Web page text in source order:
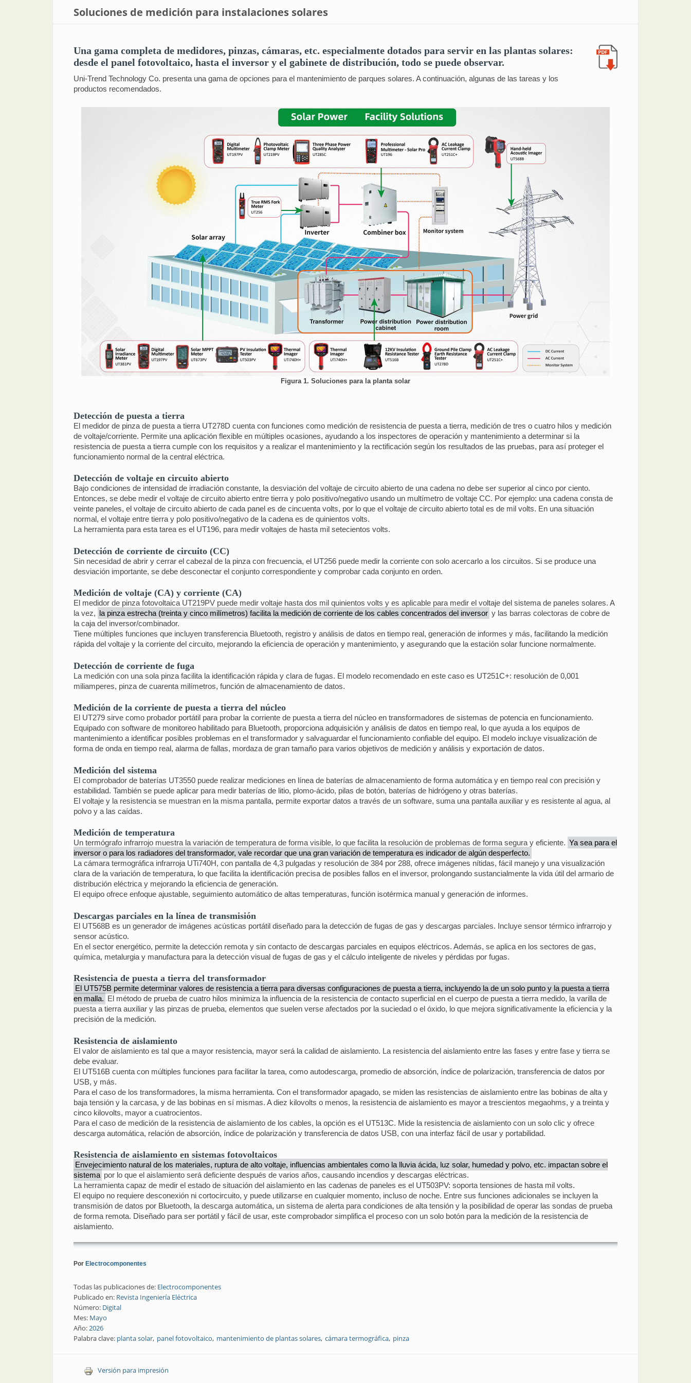
Soluciones de medición para instalaciones solares
Una gama completa de medidores, pinzas, cámaras, etc. especialmente dotados para servir en las plantas solares:
desde el panel fotovoltaico, hasta el inversor y el gabinete de distribución, todo se puede observar.
Uni-Trend Technology Co. presenta una gama de opciones para el mantenimiento de parques solares. A continuación, algunas de las tareas y los
productos recomendados.
Figura 1. Soluciones para la planta solar
Detección de puesta a tierra
El medidor de pinza de puesta a tierra UT278D cuenta con funciones como medición de resistencia de puesta a tierra, medición de tres o cuatro hilos y medición
de voltaje/corriente. Permite una aplicación flexible en múltiples ocasiones, ayudando a los inspectores de operación y mantenimiento a determinar si la
resistencia de puesta a tierra cumple con los requisitos y a realizar el mantenimiento y la rectificación según los resultados de las pruebas, para así proteger el
funcionamiento normal de la central eléctrica.
Detección de voltaje en circuito abierto
Bajo condiciones de intensidad de irradiación constante, la desviación del voltaje de circuito abierto de una cadena no debe ser superior al cinco por ciento.
Entonces, se debe medir el voltaje de circuito abierto entre tierra y polo positivo/negativo usando un multímetro de voltaje CC. Por ejemplo: una cadena consta de
veinte paneles, el voltaje de circuito abierto de cada panel es de cincuenta volts, por lo que el voltaje de circuito abierto total es de mil volts. En una situación
normal, el voltaje entre tierra y polo positivo/negativo de la cadena es de quinientos volts.
La herramienta para esta tarea es el UT196, para medir voltajes de hasta mil setecientos volts.
Detección de corriente de circuito (CC)
Sin necesidad de abrir y cerrar el cabezal de la pinza con frecuencia, el UT256 puede medir la corriente con solo acercarlo a los circuitos. Si se produce una
desviación importante, se debe desconectar el conjunto correspondiente y comprobar cada conjunto en orden.
Medición de voltaje (CA) y corriente (CA)
El medidor de pinza fotovoltaica UT219PV puede medir voltaje hasta dos mil quinientos volts y es aplicable para medir el voltaje del sistema de paneles solares. A
la vez, la pinza estrecha (treinta y cinco milímetros) facilita la medición de corriente de los cables concentrados del inversor y las barras colectoras de cobre de
la caja del inversor/combinador.
Tiene múltiples funciones que incluyen transferencia Bluetooth, registro y análisis de datos en tiempo real, generación de informes y más, facilitando la medición
rápida del voltaje y la corriente del circuito, mejorando la eficiencia de operación y mantenimiento, y asegurando que la estación solar funcione normalmente.
Detección de corriente de fuga
La medición con una sola pinza facilita la identificación rápida y clara de fugas. El modelo recomendado en este caso es UT251C+: resolución de 0,001
miliamperes, pinza de cuarenta milímetros, función de almacenamiento de datos.
Medición de la corriente de puesta a tierra del núcleo
El UT279 sirve como probador portátil para probar la corriente de puesta a tierra del núcleo en transformadores de sistemas de potencia en funcionamiento.
Equipado con software de monitoreo habilitado para Bluetooth, proporciona adquisición y análisis de datos en tiempo real, lo que ayuda a los equipos de
mantenimiento a identificar posibles problemas en el transformador y salvaguardar el funcionamiento confiable del equipo. El modelo incluye visualización de
forma de onda en tiempo real, alarma de fallas, mordaza de gran tamaño para varios objetivos de medición y análisis y exportación de datos.
Medición del sistema
El comprobador de baterías UT3550 puede realizar mediciones en línea de baterías de almacenamiento de forma automática y en tiempo real con precisión y
estabilidad. También se puede aplicar para medir baterías de litio, plomo-ácido, pilas de botón, baterías de hidrógeno y otras baterías.
El voltaje y la resistencia se muestran en la misma pantalla, permite exportar datos a través de un software, suma una pantalla auxiliar y es resistente al agua, al
polvo y a las caídas.
Medición de temperatura
Un termógrafo infrarrojo muestra la variación de temperatura de forma visible, lo que facilita la resolución de problemas de forma segura y eficiente. Ya sea para el
inversor o para los radiadores del transformador, vale recordar que una gran variación de temperatura es indicador de algún desperfecto.
La cámara termográfica infrarroja UTi740H, con pantalla de 4,3 pulgadas y resolución de 384 por 288, ofrece imágenes nítidas, fácil manejo y una visualización
clara de la variación de temperatura, lo que facilita la identificación precisa de posibles fallos en el inversor, prolongando sustancialmente la vida útil del armario de
distribución eléctrica y mejorando la eficiencia de generación.
El equipo ofrece enfoque ajustable, seguimiento automático de altas temperaturas, función isotérmica manual y generación de informes.
Descargas parciales en la línea de transmisión
El UT568B es un generador de imágenes acústicas portátil diseñado para la detección de fugas de gas y descargas parciales. Incluye sensor térmico infrarrojo y
sensor acústico.
En el sector energético, permite la detección remota y sin contacto de descargas parciales en equipos eléctricos. Además, se aplica en los sectores de gas,
química, metalurgia y manufactura para la detección visual de fugas de gas y el cálculo inteligente de niveles y pérdidas por fugas.
Resistencia de puesta a tierra del transformador
El UT575B permite determinar valores de resistencia a tierra para diversas configuraciones de puesta a tierra, incluyendo la de un solo punto y la puesta a tierra
en malla. El método de prueba de cuatro hilos minimiza la influencia de la resistencia de contacto superficial en el cuerpo de puesta a tierra medido, la varilla de
puesta a tierra auxiliar y las pinzas de prueba, elementos que suelen verse afectados por la suciedad o el óxido, lo que mejora significativamente la eficiencia y la
precisión de la medición.
Resistencia de aislamiento
El valor de aislamiento es tal que a mayor resistencia, mayor será la calidad de aislamiento. La resistencia del aislamiento entre las fases y entre fase y tierra se
debe evaluar.
El UT516B cuenta con múltiples funciones para facilitar la tarea, como autodescarga, promedio de absorción, índice de polarización, transferencia de datos por
USB, y más.
Para el caso de los transformadores, la misma herramienta. Con el transformador apagado, se miden las resistencias de aislamiento entre las bobinas de alta y
baja tensión y la carcasa, y de las bobinas en sí mismas. A diez kilovolts o menos, la resistencia de aislamiento es mayor a trescientos megaohms, y a treinta y
cinco kilovolts, mayor a cuatrocientos.
Para el caso de medición de la resistencia de aislamiento de los cables, la opción es el UT513C. Mide la resistencia de aislamiento con un solo clic y ofrece
descarga automática, relación de absorción, índice de polarización y transferencia de datos USB, con una interfaz fácil de usar y portabilidad.
Resistencia de aislamiento en sistemas fotovoltaicos
Envejecimiento natural de los materiales, ruptura de alto voltaje, influencias ambientales como la lluvia ácida, luz solar, humedad y polvo, etc. impactan sobre el
sistema por lo que el aislamiento será deficiente después de varios años, causando incendios y descargas eléctricas.
La herramienta capaz de medir el estado de situación del aislamiento en las cadenas de paneles es el UT503PV: soporta tensiones de hasta mil volts.
El equipo no requiere desconexión ni cortocircuito, y puede utilizarse en cualquier momento, incluso de noche. Entre sus funciones adicionales se incluyen la
transmisión de datos por Bluetooth, la descarga automática, un sistema de alerta para condiciones de alta tensión y la posibilidad de operar las sondas de prueba
de forma remota. Diseñado para ser portátil y fácil de usar, este comprobador simplifica el proceso con un solo botón para la medición de la resistencia de
aislamiento.
Por Electrocomponentes
Todas las publicaciones de: Electrocomponentes
Publicado en: Revista Ingeniería Eléctrica
Número: Digital
Mes: Mayo
Año:2026
Palabra clave: planta solar panel fotovoltaico mantenimiento de plantas solares cámara termográfica pinza
Versión para impresión